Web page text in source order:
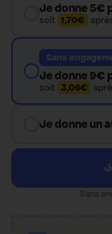
Je donne 5€
soit 1,70€
Sans
Je donne 9€
soit 3,06€
Je donne un
Sans